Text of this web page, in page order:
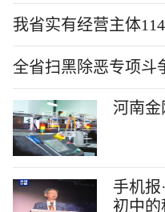
我省实有经营主体
全省扫黑除恶专项斗
河南金
手机报
初中的